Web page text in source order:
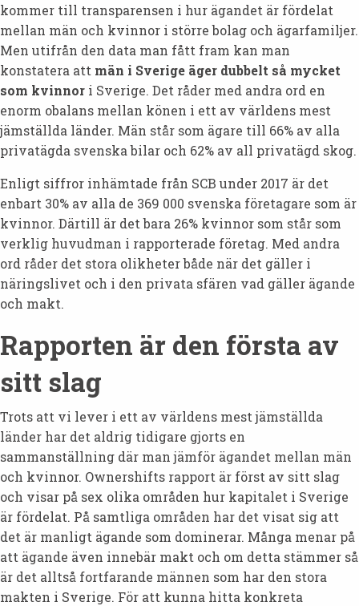
kommer till transparensen i hur ägandet är fördelat
mellan män och kvinnor i större bolag och ägarfamiljer.
Men utifrån den data man fått fram kan man
konstatera att män i Sverige äger dubbelt så mycket
som kvinnor i Sverige. Det råder med andra ord en
enorm obalans mellan könen i ett av världens mest
jämställda länder. Män står som ägare till 66% av alla
privatägda svenska bilar och 62% av all privatägd skog.
Enligt siffror inhämtade från SCB under 2017 är det
enbart 30% av alla de 369 000 svenska företagare som är
kvinnor. Därtill är det bara 26% kvinnor som står som
verklig huvudman i rapporterade företag. Med andra
ord råder det stora olikheter både när det gäller i
näringslivet och i den privata sfären vad gäller ägande
och makt.
Rapporten är den första av
sitt slag
Trots att vi lever i ett av världens mest jämställda
länder har det aldrig tidigare gjorts en
sammanställning där man jämför ägandet mellan män
och kvinnor. Ownershifts rapport är först av sitt slag
och visar på sex olika områden hur kapitalet i Sverige
är fördelat. På samtliga områden har det visat sig att
det är manligt ägande som dominerar. Många menar på
att ägande även innebär makt och om detta stämmer så
är det alltså fortfarande männen som har den stora
makten i Sverige. För att kunna hitta konkreta